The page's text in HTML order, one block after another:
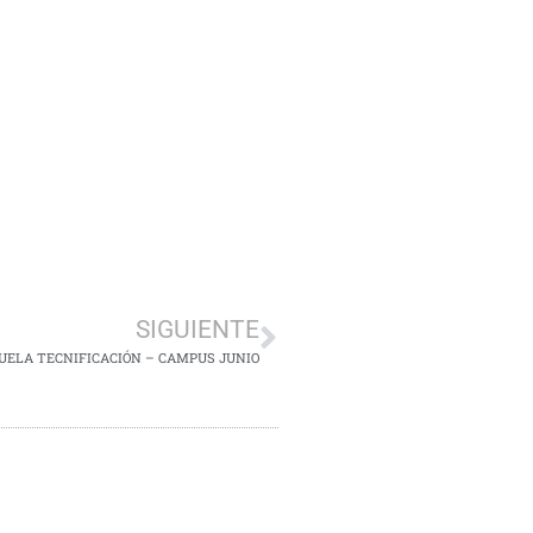
SIGUIENTE
TECNIFICACIÓN – CAMPUS JUNIO